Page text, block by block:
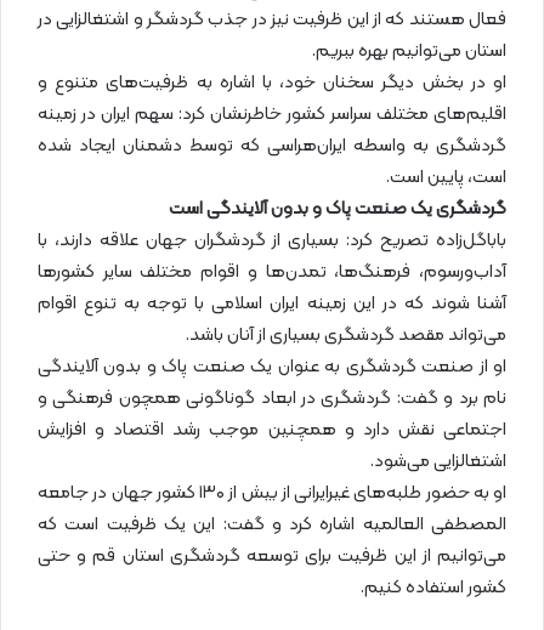
فعال هستند که از این ظرفیت نیز در جذب گردشگر و اشتغالزایی در
استان می‌توانیم بهره ببریم.
او در بخش دیگر سخنان خود، با اشاره به ظرفیت‌های متنوع و
اقلیم‌های مختلف سراسر کشور خاطرنشان کرد: سهم ایران در زمینه
گردشگری به واسطه ایران‌هراسی که توسط دشمنان ایجاد شده
است، پایین است.
گردشگری یک صنعت پاک و بدون آلایندگی است
باباگل‌زاده تصریح کرد: بسیاری از گردشگران جهان علاقه دارند، با
آداب‌ورسوم، فرهنگ‌ها، تمدن‌ها و اقوام مختلف سایر کشورها
آشنا شوند که در این زمینه ایران‌ اسلامی با توجه به تنوع اقوام
می‌تواند مقصد گردشگری بسیاری از آنان باشد.
او از صنعت گردشگری به عنوان یک صنعت پاک و بدون آلایندگی
نام برد و گفت: گردشگری در ابعاد گوناگونی همچون فرهنگی و
اجتماعی نقش دارد و همچنین موجب رشد اقتصاد و افزایش
اشتغالزایی می‌شود.
او به حضور طلبه‌های غیرایرانی از بیش از ۱۳۰ کشور جهان در جامعه
المصطفی العالمیه اشاره کرد و گفت: این یک ظرفیت است که
می‌توانیم از این ظرفیت برای توسعه گردشگری استان قم و حتی
کشور استفاده کنیم.